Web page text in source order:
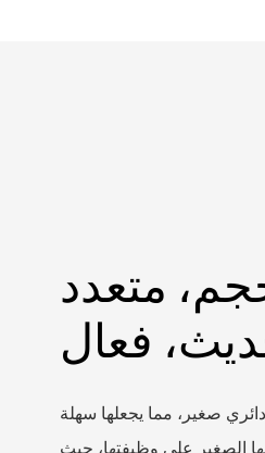
متعدد
فعال
صغير، مما يجعلها سهلة
الصغير على وظيفتها، حيث